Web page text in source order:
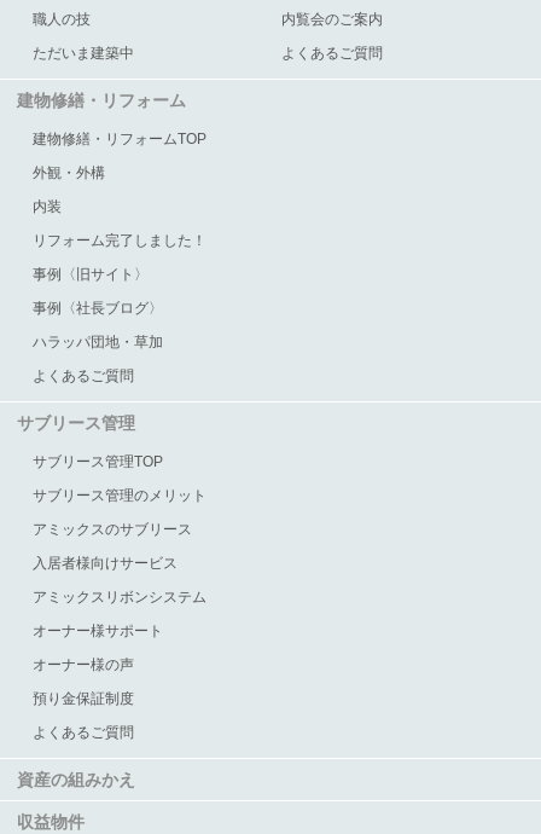
職人の技
内覧会のご案内
ただいま建築中
よくあるご質問
建物修繕・リフォーム
建物修繕・リフォームTOP
外観・外構
内装
リフォーム完了しました！
事例〈旧サイト〉
事例〈社長ブログ〉
ハラッパ団地・草加
よくあるご質問
サブリース管理
サブリース管理TOP
サブリース管理のメリット
アミックスのサブリース
入居者様向けサービス
アミックスリボンシステム
オーナー様サポート
オーナー様の声
預り金保証制度
よくあるご質問
資産の組みかえ
収益物件